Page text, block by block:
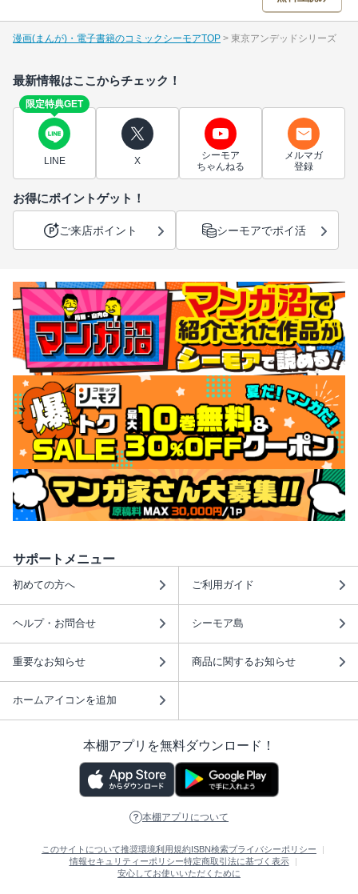
漫画(まんが)・電子書籍のコミックシーモアTOP 東京アンデッドシリーズ
最新情報はここからチェック！
限定特典GET
LINE X
シーモア
ちゃんねる
メルマガ
登録
お得にポイントゲット！
ご来店ポイント シーモアでポイ活
サポートメニュー
初めての方へ ご利用ガイド
ヘルプ・お問合せ シーモア島
重要なお知らせ 商品に関するお知らせ
ホームアイコンを追加
本棚アプリを無料ダウンロード！
本棚アプリについて
このサイトについて推奨環境利用規約 ISBN検索プライバシーポリシー
情報セキュリティーポリシー特定商取引法に基づく表示
安心してお使いいただくために